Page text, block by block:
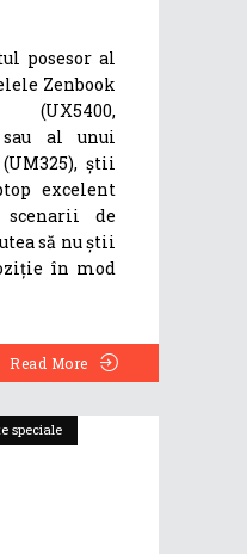
posesor al
Zenbook
sau al unui
(UM325), știi
excelent
de
să nu știi
în mod
Read More
speciale